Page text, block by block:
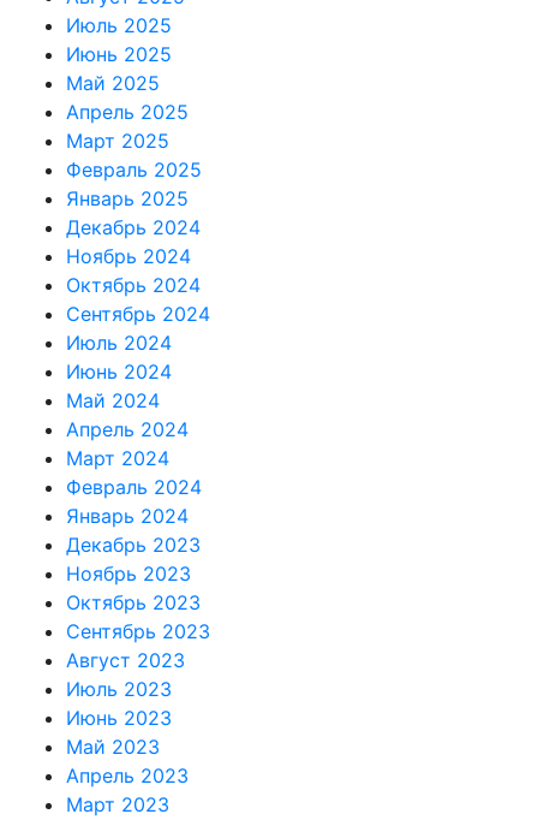
Июль 2025
Июнь 2025
Май 2025
Апрель 2025
Март 2025
Февраль 2025
Январь 2025
Декабрь 2024
Ноябрь 2024
Октябрь 2024
Сентябрь 2024
Июль 2024
Июнь 2024
Май 2024
Апрель 2024
Март 2024
Февраль 2024
Январь 2024
Декабрь 2023
Ноябрь 2023
Октябрь 2023
Сентябрь 2023
Август 2023
Июль 2023
Июнь 2023
Май 2023
Апрель 2023
Март 2023